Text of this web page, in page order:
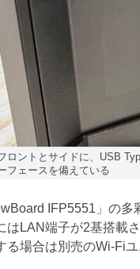
ロントとサイドに、USB
フェースを備えている
IFP5551」の多
はLAN端子が2基搭載
る場合は別売のWi-Fiユ